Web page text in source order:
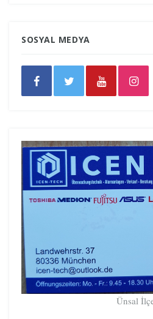
SOSYAL MEDYA
Ünsal